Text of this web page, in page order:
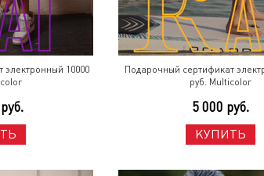
электронный 10000
Подарочный сертификат
руб. Multicolor
5 000 руб.
КУПИТЬ